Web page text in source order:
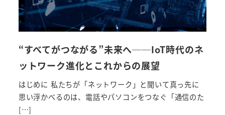
“すべてがつながる”未来へ──IoT時代のネ
ットワーク進化とこれからの展望
はじめに 私たちが「ネットワーク」と聞いて真っ先に
思い浮かべるのは、電話やパソコンをつなぐ「通信のた
[…]